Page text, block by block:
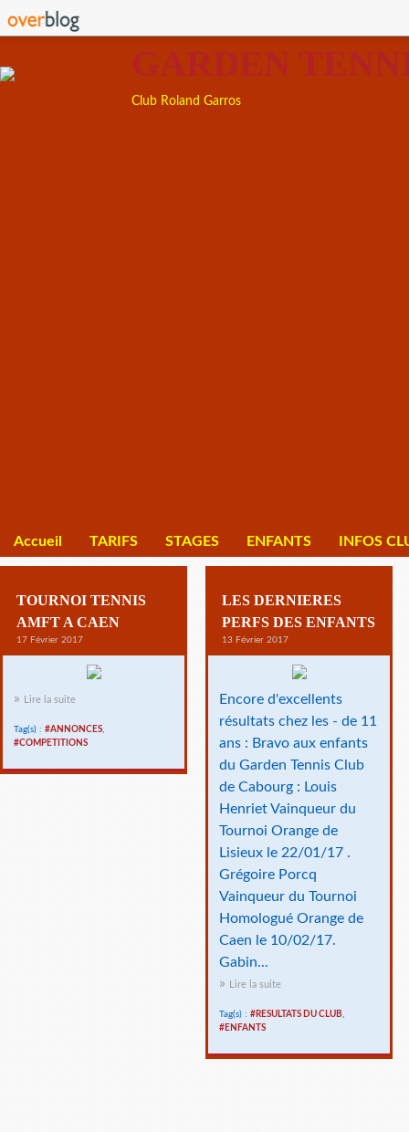
GARDEN
Club Roland Garros
Accueil TARIFS STAGES ENFANTS INFOS
TOURNOI TENNIS
AMFT A CAEN
17 Février 2017
Lire la suite
Tag(s) : #ANNONCES,
#COMPETITIONS
LES DERNIERES
PERFS DES ENFANTS
13 Février 2017
Encore d'excellents
résultats chez les - de 11
ans : Bravo aux enfants
du Garden Tennis Club
de Cabourg : Louis
Henriet Vainqueur du
Tournoi Orange de
Lisieux le 22/01/17 .
Grégoire Porcq
Vainqueur du Tournoi
Homologué Orange de
Caen le 10/02/17.
Gabin...
Lire la suite
Tag(s) : #RESULTATS DU CLUB,
#ENFANTS